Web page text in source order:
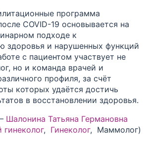
программа
COVID-19 основывается на
подходе к
здоровья и нарушенных функций
с пациентом участвует не
но и команда врачей и
профиля, за счёт
которых удаётся достичь
в восстановлении здоровья.
Шалонина Татьяна Германовна
гинеколог, Гинеколог, Маммолог)